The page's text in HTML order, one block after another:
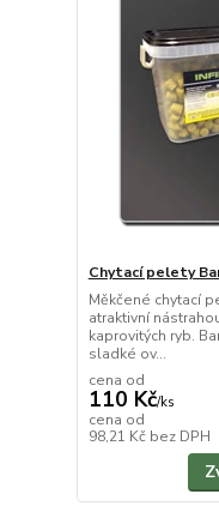
Chytací pelety
Měkčené chytací
atraktivní
kaprovitých ryb.
sladké ov...
cena od
110 Kč/ks
cena od
98,21 Kč bez DPH